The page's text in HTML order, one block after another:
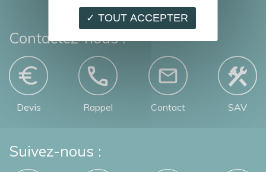
Contactez-nous :
Devis Rappel Contact SAV
Suivez-nous :
✓ TOUT ACCEPTER